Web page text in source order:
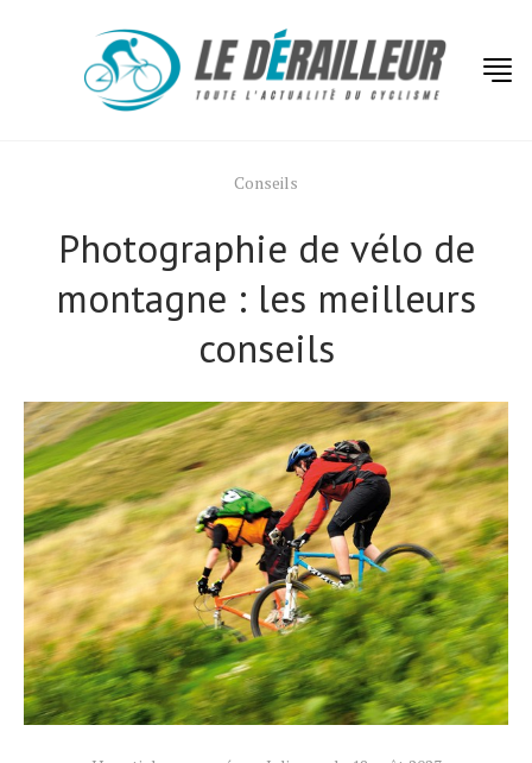
Conseils
Photographie de vélo de
montagne : les meilleurs
conseils